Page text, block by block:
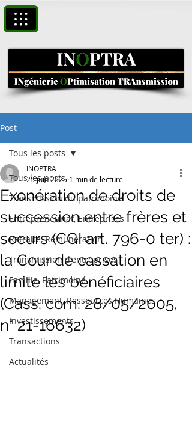
Post
Tous les posts
Transmission du patrimoine
Entrepreneuriat, Entreprises
Retraite, Rémunération
Transmission d'entreprises
Famille, Patrimoine
Management, Ressources Humaines
Investissements
Transactions
Actualités
Tous les posts
Exonération de droits de
succession entre frères et
soeurs (CGI art. 796-0 ter) :
la Cour de cassation en
limite les bénéficiaires
(Cass. com. 28/05/2005,
n° 21-16632)
INOPTRA
25 juin 2025 1 min de lecture